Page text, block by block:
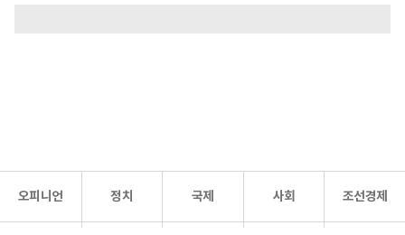
오피니언 정치 국제 사회 조선경제